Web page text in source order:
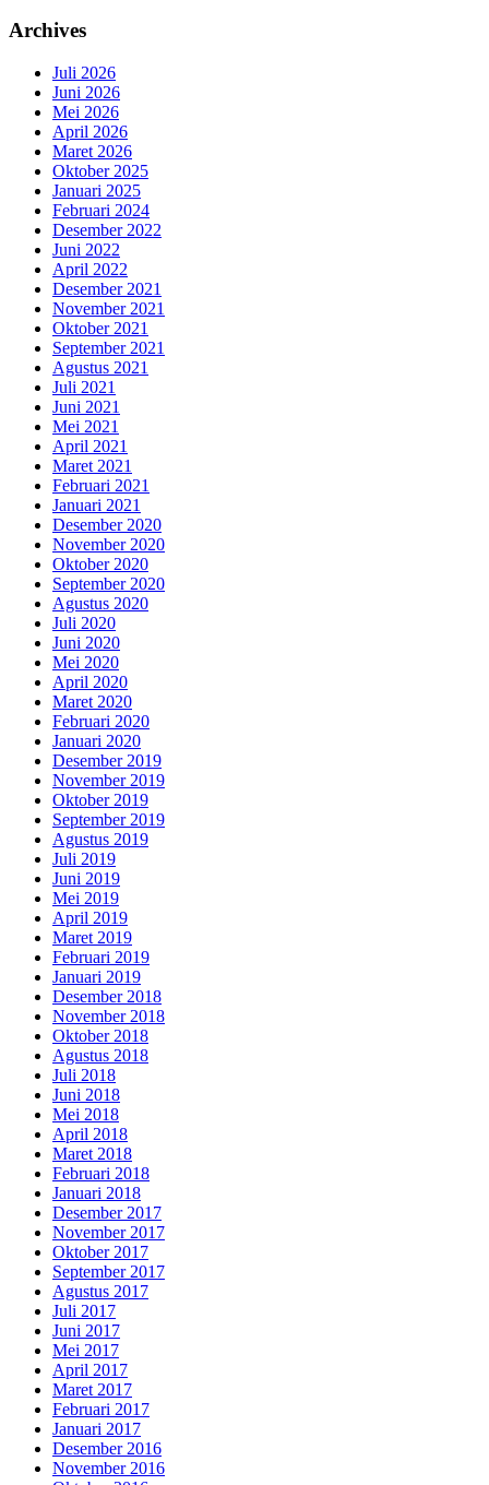
Archives
Juli 2026
Juni 2026
Mei 2026
April 2026
Maret 2026
Oktober 2025
Januari 2025
Februari 2024
Desember 2022
Juni 2022
April 2022
Desember 2021
November 2021
Oktober 2021
September 2021
Agustus 2021
Juli 2021
Juni 2021
Mei 2021
April 2021
Maret 2021
Februari 2021
Januari 2021
Desember 2020
November 2020
Oktober 2020
September 2020
Agustus 2020
Juli 2020
Juni 2020
Mei 2020
April 2020
Maret 2020
Februari 2020
Januari 2020
Desember 2019
November 2019
Oktober 2019
September 2019
Agustus 2019
Juli 2019
Juni 2019
Mei 2019
April 2019
Maret 2019
Februari 2019
Januari 2019
Desember 2018
November 2018
Oktober 2018
Agustus 2018
Juli 2018
Juni 2018
Mei 2018
April 2018
Maret 2018
Februari 2018
Januari 2018
Desember 2017
November 2017
Oktober 2017
September 2017
Agustus 2017
Juli 2017
Juni 2017
Mei 2017
April 2017
Maret 2017
Februari 2017
Januari 2017
Desember 2016
November 2016